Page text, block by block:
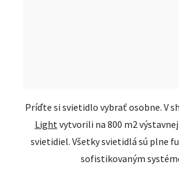
Príďte si svietidlo vybrať osobne. V
Lightvytvorili na 800 m2
svietidiel. Všetky svietidlá sú plne
sofistikovaným